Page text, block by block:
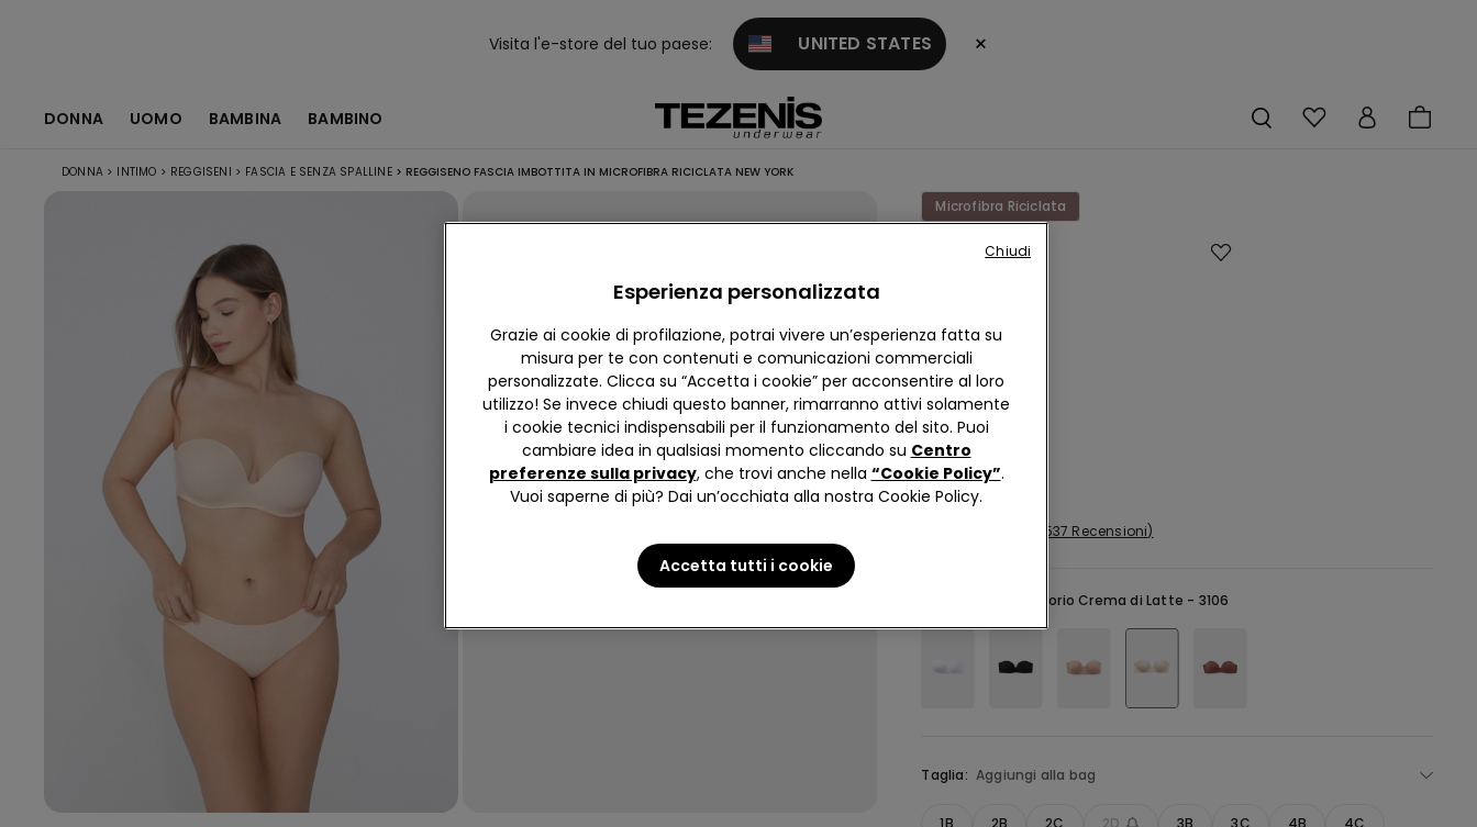
Visita l'e-store del tuo paese: UNITED STATES ×
DONNA UOMO BAMBINA BAMBINO
DONNA > INTIMO > REGGISENI > FASCIA E SENZA SPALLINE > REGGISENO FASCIA IMBOTTITA IN MICROFIBRA RICICLATA NEW YORK
Microfibra Riciclata
Reggiseno
in
Microfibra
Riciclata
New York
15,99 €
537 Recensioni
Avorio Crema di Latte - 3106
Taglia: Aggiungi alla bag
1B 2B 2C 2D 3B 3C 4B 4C
Esperienza personalizzata
Grazie ai cookie di profilazione, potrai vivere un’esperienza fatta su
misura per te con contenuti e comunicazioni commerciali
personalizzate. Clicca su “Accetta i cookie” per acconsentire al loro
utilizzo! Se invece chiudi questo banner, rimarranno attivi solamente
i cookie tecnici indispensabili per il funzionamento del sito. Puoi
cambiare idea in qualsiasi momento cliccando su Centro
preferenze sulla privacy, che trovi anche nella “Cookie Policy”.
Vuoi saperne di più? Dai un’occhiata alla nostra Cookie Policy.
Accetta tutti i cookie
Chiudi